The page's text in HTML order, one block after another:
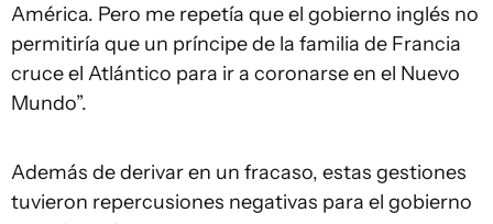
América. Pero me repetía que el gobierno inglés no
permitiría que un príncipe de la familia de Francia
cruce el Atlántico para ir a coronarse en el Nuevo
Mundo”.
Además de derivar en un fracaso, estas gestiones
tuvieron repercusiones negativas para el gobierno